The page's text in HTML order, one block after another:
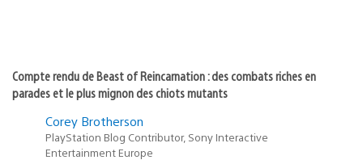
Compte rendu de Beast of Reincarnation : des combats riches en
parades et le plus mignon des chiots mutants
Corey Brotherson
PlayStation Blog Contributor, Sony Interactive
Entertainment Europe